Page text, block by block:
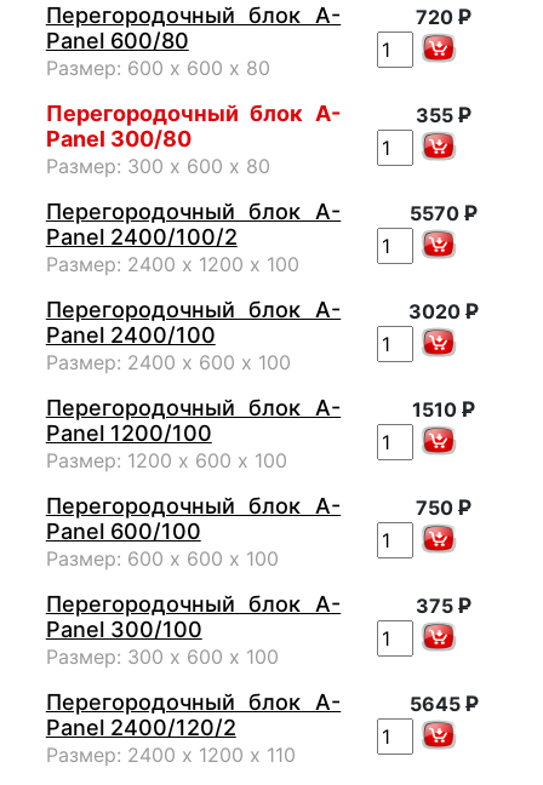
Перегородочный блок A-
Panel 600/80
Размер: 600 х 600 х 80
720 Р
Перегородочный блок A-
Panel 300/80
Размер: 300 х 600 х 80
355 Р
Перегородочный блок A-
Panel 2400/100/2
Размер: 2400 х 1200 х 100
5570 Р
Перегородочный блок A-
Panel 2400/100
Размер: 2400 х 600 х 100
3020 Р
Перегородочный блок A-
Panel 1200/100
Размер: 1200 х 600 х 100
1510 Р
Перегородочный блок A-
Panel 600/100
Размер: 600 х 600 х 100
750 Р
Перегородочный блок A-
Panel 300/100
Размер: 300 х 600 х 100
375 Р
Перегородочный блок A-
Panel 2400/120/2
Размер: 2400 х 1200 х 110
5645 Р